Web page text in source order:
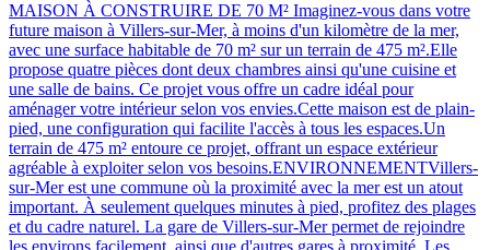
MAISON À CONSTRUIRE DE 70 M² Imaginez-vous dans votre
future maison à Villers-sur-Mer, à moins d'un kilomètre de la mer,
avec une surface habitable de 70 m² sur un terrain de 475 m².Elle
propose quatre pièces dont deux chambres ainsi qu'une cuisine et
une salle de bains. Ce projet vous offre un cadre idéal pour
aménager votre intérieur selon vos envies.Cette maison est de plain-
pied, une configuration qui facilite l'accès à tous les espaces.Un
terrain de 475 m² entoure ce projet, offrant un espace extérieur
agréable à exploiter selon vos besoins.ENVIRONNEMENTVillers-
sur-Mer est une commune où la proximité avec la mer est un atout
important. À seulement quelques minutes à pied, profitez des plages
et du cadre naturel. La gare de Villers-sur-Mer permet de rejoindre